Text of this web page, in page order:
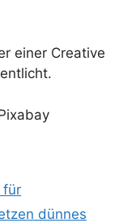
einer Creative
für
dünnes